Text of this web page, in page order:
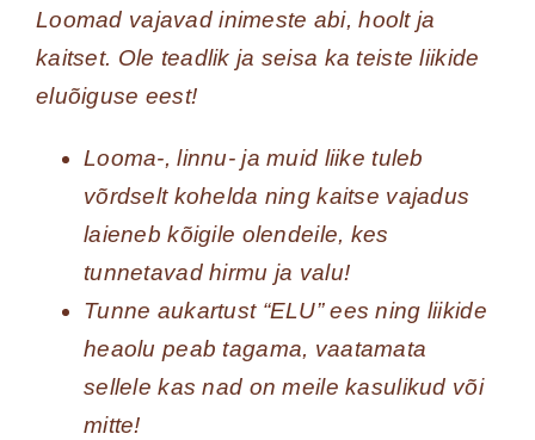
Loomad vajavad inimeste abi, hoolt ja
kaitset. Ole teadlik ja seisa ka teiste liikide
eluõiguse eest!
Looma-, linnu- ja muid liike tuleb
võrdselt kohelda ning kaitse vajadus
laieneb kõigile olendeile, kes
tunnetavad hirmu ja valu!
Tunne aukartust “ELU” ees ning liikide
heaolu peab tagama, vaatamata
sellele kas nad on meile kasulikud või
mitte!